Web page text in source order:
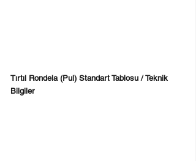
Tırtıl Rondela (Pul) Standart Tablosu / Teknik
Bilgiler